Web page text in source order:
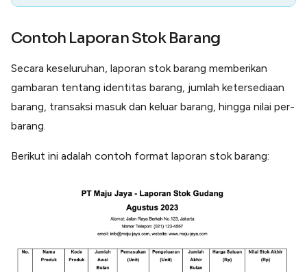
Contoh Laporan Stok Barang
Secara keseluruhan, laporan stok barang memberikan
gambaran tentang identitas barang, jumlah ketersediaan
barang, transaksi masuk dan keluar barang, hingga nilai per-
barang.
Berikut ini adalah contoh format laporan stok barang: